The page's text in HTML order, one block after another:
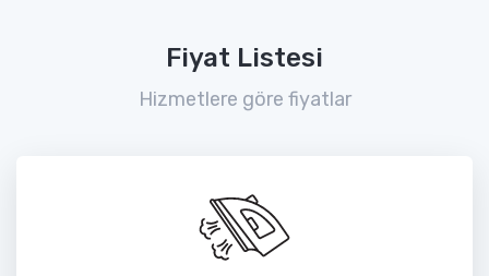
Fiyat Listesi
Hizmetlere göre fiyatlar